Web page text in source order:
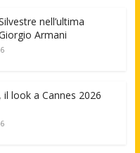
nell’ultima
Armani
il look a Cannes 2026